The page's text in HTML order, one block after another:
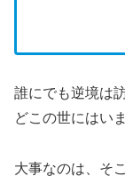
誰にでも逆境は
どこの世にはい
大事なのは、そ